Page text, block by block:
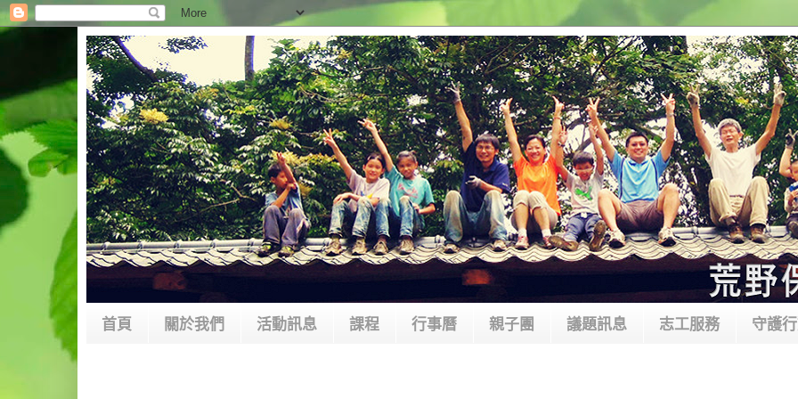
首頁 關於我們 活動訊息 課程 行事曆 親子團 議題訊息 志工服務 守護